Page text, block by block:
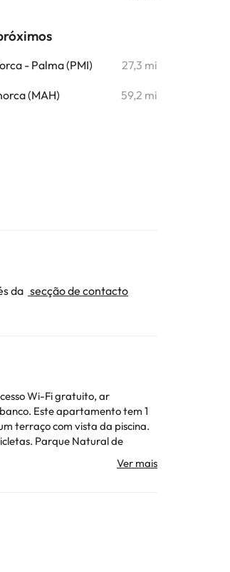
- Palma (PMI) 27,3 mi
(MAH) 59,2 mi
da secção de contacto
Wi-Fi gratuito, ar
tem 1
terraço com vista da piscina.
de
é o Aeroporto de Palma de
desta página estão